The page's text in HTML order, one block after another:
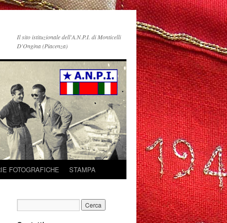
Il sito istituzionale dell'A.N.P.I. di Monticelli
D'Ongina (Piacenza)
FOTOGRAFICHE STAMPA